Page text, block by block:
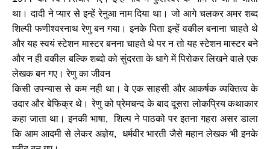
था। दादी ने प्यार से इन्हें रेनुआ नाम दिया था। जो आगे चलकर अमर शब्द
शिल्पी फणीश्वरनाथ रेणु बन गया। इनके पिता इन्हें वकील बनाना चाहते थे
और यह स्वयं स्टेशन मास्टर बनना चाहते थे पर न तो यह स्टेशन मास्टर बने
और न ही वकील बल्कि शब्दो को सुंदरता के धागे में पिरोकर लिखने वाले एक
लेखक बन गए। रेणु का जीवन
किसी उपन्यास से कम नही था। वे एक साहसी और आकर्षक व्यक्तित्व के
उदार और बेफिक्र थे। रेणु को प्रेमचन्द के बाद दूसरा लोकप्रिय कथाकार
कहा जाता था। इनकी भाषा, शिल्प ने पाठको पर इतना गहरा असर डाला
कि आम आदमी से लेकर अज्ञेय, धर्मवीर भारती जैसे महान लेखक भी इनके